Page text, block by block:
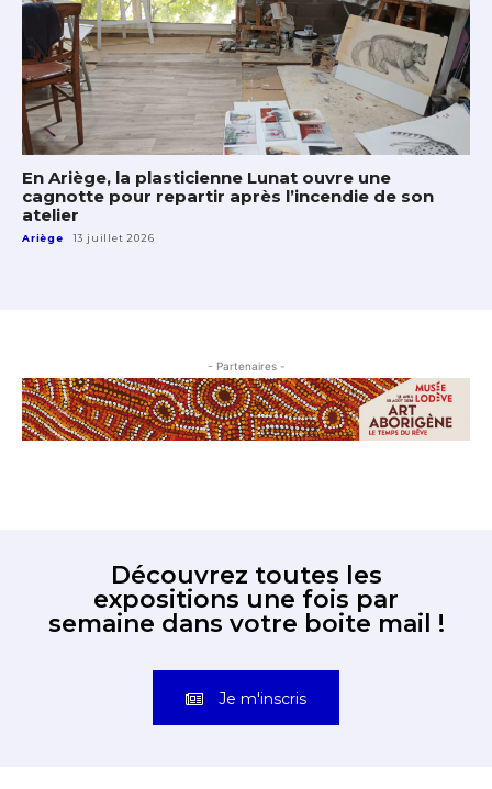
En Ariège, la plasticienne Lunat ouvre une
cagnotte pour repartir après l’incendie de son
atelier
Ariège 13 juillet 2026
- Partenaires -
Découvrez toutes les
expositions une fois par
semaine dans votre boite mail !
Je m'inscris